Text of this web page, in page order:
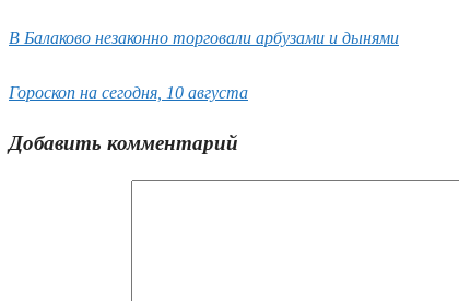
В Балаково незаконно торговали арбузами и дынями
Гороскоп на сегодня, 10 августа
Добавить комментарий